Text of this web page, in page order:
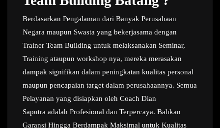
Berdasarkan Pengalaman dari Banyak Perusahaan
Negara maupun Swasta yang bekerjasama dengan
Trainer Team Building untuk melaksanakan Seminar,
Training ataupun workshop nya, mereka merasakan
dampak signifikan dalam peningkatan kualitas personal
maupun pencapaian target dalam perusahaannya. Semua
Pelayanan yang disiapkan oleh Coach Dian
Saputra adalah Profesional dan Terpercaya. Bahkan
Garansi Hingga Berdampak Maksimal untuk Kualitas